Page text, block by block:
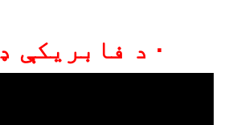
· د فابریکې ډزې ·